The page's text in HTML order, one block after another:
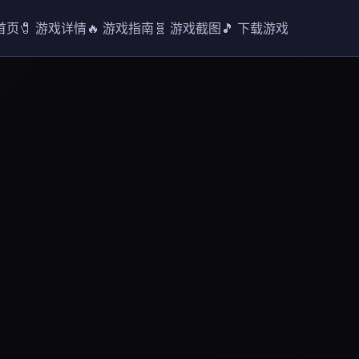
页🧷 游戏详情🔥 游戏指南 🧬 游戏截图🎵 下载游戏